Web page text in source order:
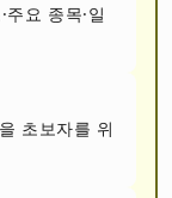
요 종목·일
초보자를 위